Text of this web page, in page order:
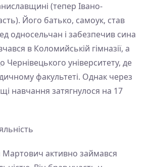
(тепер Івано-
Його батько, самоук, став
односельчан і забезпечив сина
в Коломийській гімназії, а
Чернівецького університету, де
факультеті. Однак через
навчання затягнулося на 17
Мартович активно займався